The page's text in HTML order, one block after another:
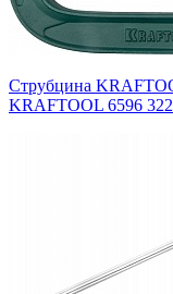
Струбцина
KRAFTOOL 6596